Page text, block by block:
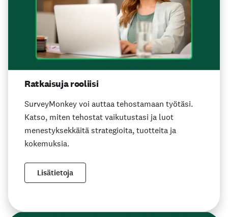
Ratkaisuja rooliisi
SurveyMonkey voi auttaa tehostamaan työtäsi.
Katso, miten tehostat vaikutustasi ja luot
menestyksekkäitä strategioita, tuotteita ja
kokemuksia.
Lisätietoja